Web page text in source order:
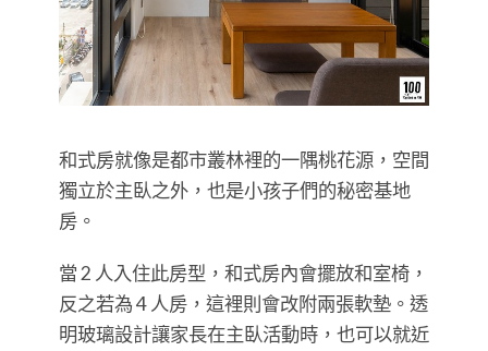
和式房就像是都市叢林裡的一隅桃花源，空間
獨立於主臥之外，也是小孩子們的秘密基地
房。
當 2 人入住此房型，和式房內會擺放和室椅，
反之若為 4 人房，這裡則會改附兩張軟墊。透
明玻璃設計讓家長在主臥活動時，也可以就近